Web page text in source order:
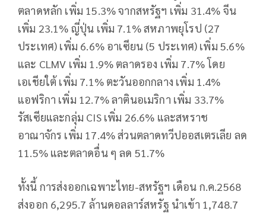
ตลาดหลัก เพิ่ม 15.3% จากสหรัฐฯ เพิ่ม 31.4% จีน
เพิ่ม 23.1% ญี่ปุ่น เพิ่ม 7.1% สหภาพยุโรป (27
ประเทศ) เพิ่ม 6.6% อาเซียน (5 ประเทศ) เพิ่ม 5.6%
และ CLMV เพิ่ม 1.9% ตลาดรอง เพิ่ม 7.7% โดย
เอเชียใต้ เพิ่ม 7.1% ตะวันออกกลาง เพิ่ม 1.4%
แอฟริกา เพิ่ม 12.7% ลาตินอเมริกา เพิ่ม 33.7%
รัสเซียและกลุ่ม CIS เพิ่ม 26.6% และสหราช
อาณาจักร เพิ่ม 17.4% ส่วนตลาดทวีปออสเตรเลีย ลด
11.5% และตลาดอื่น ๆ ลด 51.7%
ทั้งนี้ การส่งออกเฉพาะไทย-สหรัฐฯ เดือน ก.ค.2568
ส่งออก 6,295.7 ล้านดอลลาร์สหรัฐ นำเข้า 1,748.7